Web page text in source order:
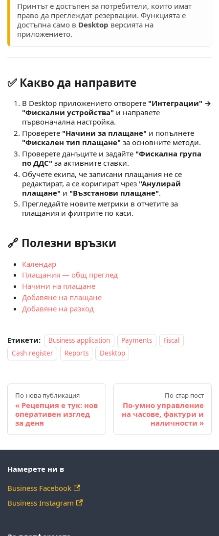
Принтът е достъпен за потребители, които имат
право да преглеждат резервации. Функцията е
достъпна само в Desktop версията на
приложението.
✅ Какво да направите
В Desktop приложението отворете "Интеграции" →
"Фискални устройства" и направете
първоначална настройка.
Проверете "Начини за плащане" и попълнете
"Фискален тип плащане" за основните методи.
Проверете данъците и задайте "Фискална група
по ДДС" за активните ставки.
Обучете екипа, че записани плащания не се
редактират, а се коригират чрез "Анулирай
плащане" и "Възстанови плащане".
Прегледайте новите метрики в отчетите за
плащания и филтрите по каси.
🔗 Полезни връзки
Календар
Плащания — общ преглед
Начини на плащане
Добавяне на плащане
Добавяне на разход
Етикети: Business application Payments
Fiscal
Cash register
Reports Desktop
По-нова публикация
Рецепция е тук: нов
оперативен изглед
за деня
По-стар пост
По-умно управление
на часове, фактури и
наличности
Намерете ни в
Business Facebook
Business Instagram